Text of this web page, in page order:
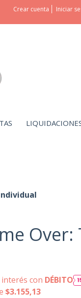
Crear cuenta Iniciar
con DÉBITO
$3.155,13